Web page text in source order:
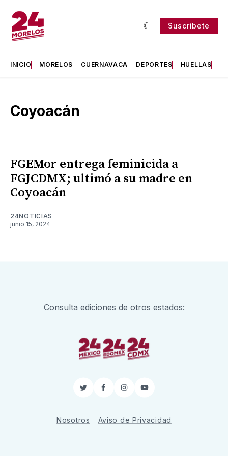
Suscríbete
INICIO MORELOS CUERNAVACA DEPORTES HUELLAS
Coyoacán
FGEMor entrega feminicida a
FGJCDMX; ultimó a su madre en
Coyoacán
24NOTICIAS
junio 15, 2024
Consulta ediciones de otros estados:
TwitterFacebook
InstagramYouTube
Nosotros Aviso de Privacidad